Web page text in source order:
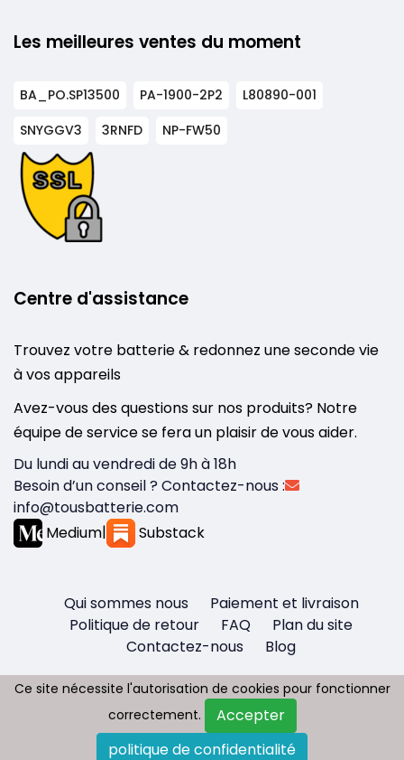
Les meilleures ventes du moment
BA_PO.SP13500 PA-1900-2P2
L80890-001
SNYGGV3
3RNFD NP-FW50
Centre d'assistance
Trouvez votre batterie & redonnez une seconde vie
à vos appareils
Avez-vous des questions sur nos produits? Notre
équipe de service se fera un plaisir de vous aider.
Du lundi au vendredi de 9h à 18h
Besoin d’un conseil ? Contactez-nous :
info@tousbatterie.com
Medium| Substack
Qui sommes nous
Paiement et livraison
Politique de retour
FAQ
Plan du site
Contactez-nous
Blog
Copyright © 2026 - Tous droit réservés
Tousbatterie.com
Ce site nécessite l'autorisation de cookies pour fonctionner
correctement.
Accepter
politique de confidentialité
Ce site nécessite l'autorisation de cookies pour fonctionner
correctement.
Accepter
politique de confidentialité